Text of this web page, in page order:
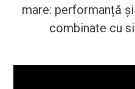
mare: performanță
combinate cu